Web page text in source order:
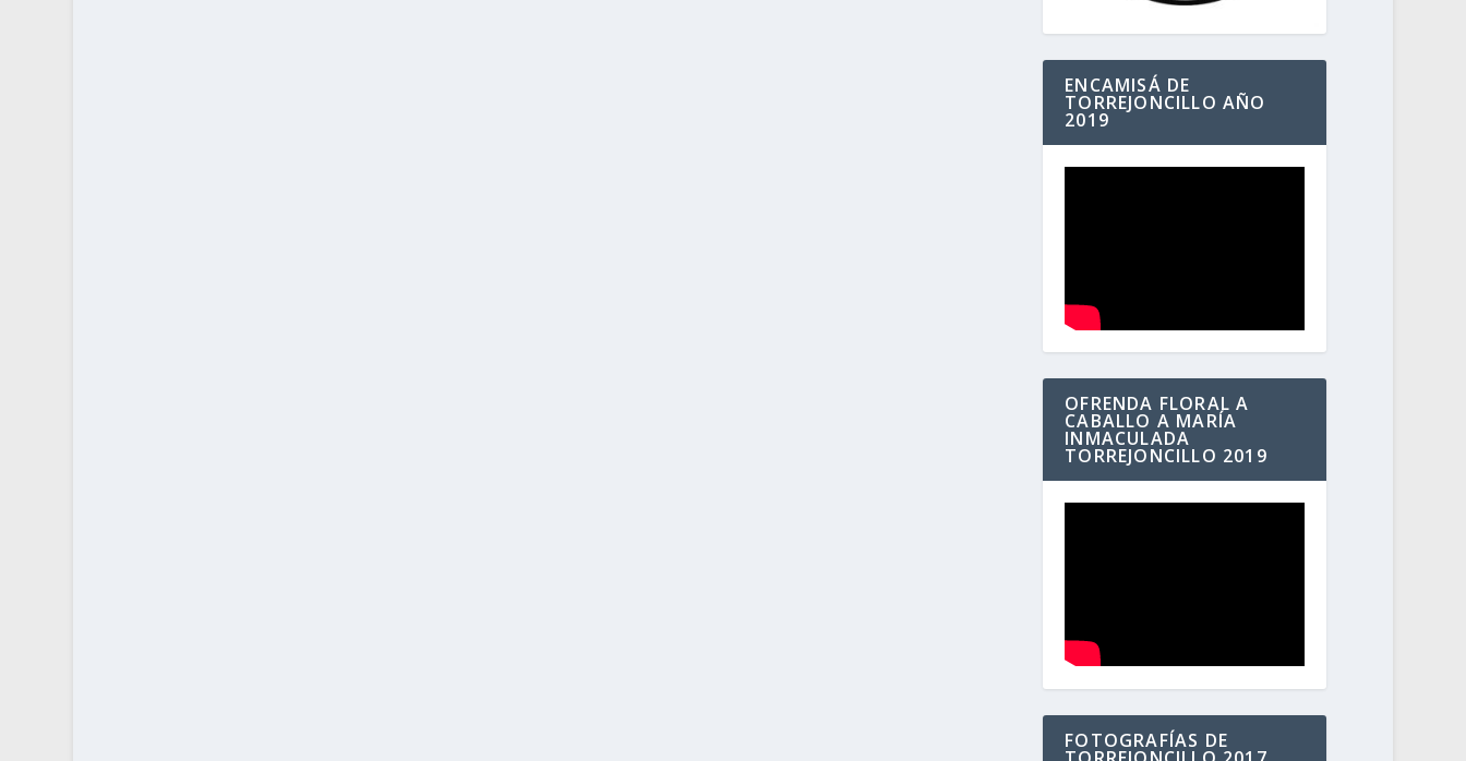
ENCAMISÁ DE
TORREJONCILLO AÑO
2019
OFRENDA FLORAL A
CABALLO A MARÍA
INMACULADA
TORREJONCILLO 2019
FOTOGRAFÍAS DE